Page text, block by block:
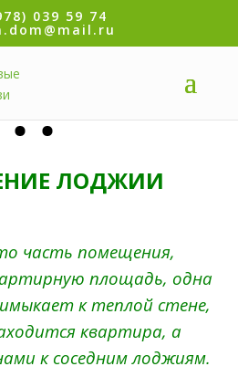
039 59 74
ЛОДЖИИ
часть помещения,
площадь, одна
к теплой стене,
квартира, а
к соседним лоджиям.